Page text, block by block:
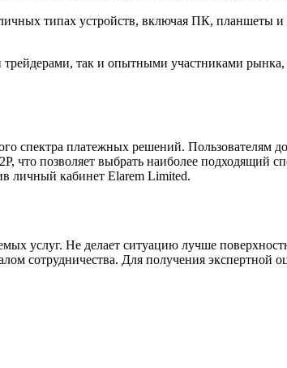
типах устройств, включая ПК, планшеты и
так и опытными участниками
спектра платежных решений. Пользователям
позволяет выбрать наиболее подходящий
личный кабинет Elarem Limited.
услуг. Не делает ситуацию лучше
сотрудничества. Для получения экспертной